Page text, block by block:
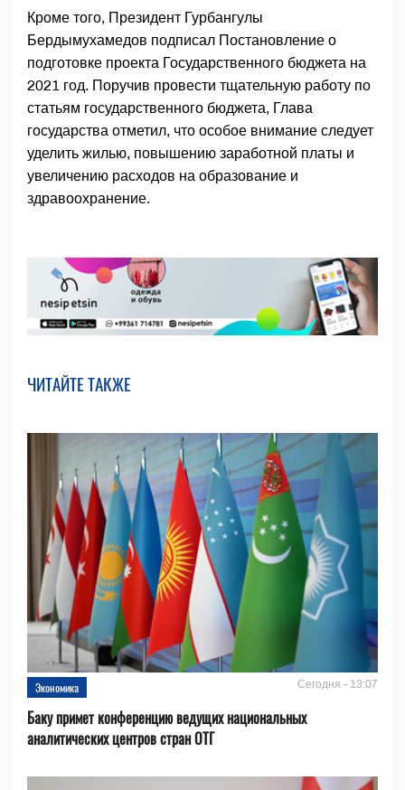
Кроме того, Президент Гурбангулы
Бердымухамедов подписал Постановление о
подготовке проекта Государственного бюджета на
2021 год. Поручив провести тщательную работу по
статьям государственного бюджета, Глава
государства отметил, что особое внимание следует
уделить жилью, повышению заработной платы и
увеличению расходов на образование и
здравоохранение.
ЧИТАЙТЕ ТАКЖЕ
Экономика Сегодня - 13:07
Баку примет конференцию ведущих национальных
аналитических центров стран ОТГ